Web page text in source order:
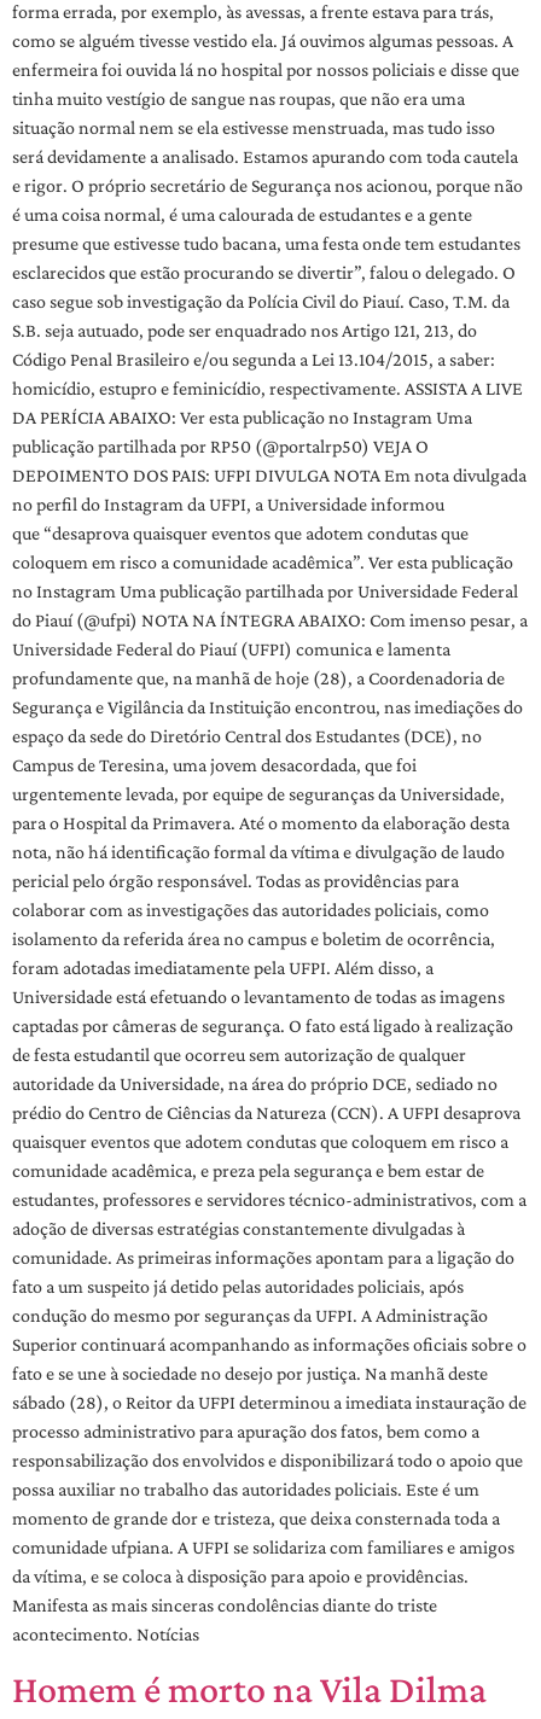
forma errada, por exemplo, às avessas, a frente estava para trás,
como se alguém tivesse vestido ela. Já ouvimos algumas pessoas. A
enfermeira foi ouvida lá no hospital por nossos policiais e disse que
tinha muito vestígio de sangue nas roupas, que não era uma
situação normal nem se ela estivesse menstruada, mas tudo isso
será devidamente a analisado. Estamos apurando com toda cautela
e rigor. O próprio secretário de Segurança nos acionou, porque não
é uma coisa normal, é uma calourada de estudantes e a gente
presume que estivesse tudo bacana, uma festa onde tem estudantes
esclarecidos que estão procurando se divertir”, falou o delegado. O
caso segue sob investigação da Polícia Civil do Piauí. Caso, T.M. da
S.B. seja autuado, pode ser enquadrado nos Artigo 121, 213, do
Código Penal Brasileiro e/ou segunda a Lei 13.104/2015, a saber:
homicídio, estupro e feminicídio, respectivamente. ASSISTA A LIVE
DA PERÍCIA ABAIXO: Ver esta publicação no Instagram Uma
publicação partilhada por RP50 (@portalrp50) VEJA O
DEPOIMENTO DOS PAIS: UFPI DIVULGA NOTA Em nota divulgada
no perfil do Instagram da UFPI, a Universidade informou
que “desaprova quaisquer eventos que adotem condutas que
coloquem em risco a comunidade acadêmica”. Ver esta publicação
no Instagram Uma publicação partilhada por Universidade Federal
do Piauí (@ufpi) NOTA NA ÍNTEGRA ABAIXO: Com imenso pesar, a
Universidade Federal do Piauí (UFPI) comunica e lamenta
profundamente que, na manhã de hoje (28), a Coordenadoria de
Segurança e Vigilância da Instituição encontrou, nas imediações do
espaço da sede do Diretório Central dos Estudantes (DCE), no
Campus de Teresina, uma jovem desacordada, que foi
urgentemente levada, por equipe de seguranças da Universidade,
para o Hospital da Primavera. Até o momento da elaboração desta
nota, não há identificação formal da vítima e divulgação de laudo
pericial pelo órgão responsável. Todas as providências para
colaborar com as investigações das autoridades policiais, como
isolamento da referida área no campus e boletim de ocorrência,
foram adotadas imediatamente pela UFPI. Além disso, a
Universidade está efetuando o levantamento de todas as imagens
captadas por câmeras de segurança. O fato está ligado à realização
de festa estudantil que ocorreu sem autorização de qualquer
autoridade da Universidade, na área do próprio DCE, sediado no
prédio do Centro de Ciências da Natureza (CCN). A UFPI desaprova
quaisquer eventos que adotem condutas que coloquem em risco a
comunidade acadêmica, e preza pela segurança e bem estar de
estudantes, professores e servidores técnico-administrativos, com a
adoção de diversas estratégias constantemente divulgadas à
comunidade. As primeiras informações apontam para a ligação do
fato a um suspeito já detido pelas autoridades policiais, após
condução do mesmo por seguranças da UFPI. A Administração
Superior continuará acompanhando as informações oficiais sobre o
fato e se une à sociedade no desejo por justiça. Na manhã deste
sábado (28), o Reitor da UFPI determinou a imediata instauração de
processo administrativo para apuração dos fatos, bem como a
responsabilização dos envolvidos e disponibilizará todo o apoio que
possa auxiliar no trabalho das autoridades policiais. Este é um
momento de grande dor e tristeza, que deixa consternada toda a
comunidade ufpiana. A UFPI se solidariza com familiares e amigos
da vítima, e se coloca à disposição para apoio e providências.
Manifesta as mais sinceras condolências diante do triste
acontecimento. Notícias
Homem é morto na Vila Dilma